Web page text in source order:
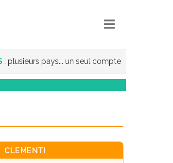
: plusieurs pays... un seul compte
CLEMENTI